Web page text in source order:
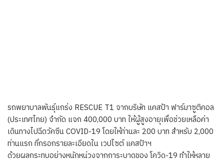
รถพยาบาลพันธุ์แกร่ง RESCUE T1 จากบริษัท แคสป้า ฟาร์มาซูติคอล
(ประเทศไทย) จำกัด แจก 400,000 บาท ให้ผู้สูงอายุเพื่อช่วยเหลือค่า
เดินทางไปฉีดวัคซีน COVID-19 โดยให้ท่านละ 200 บาท สำหรับ 2,000
ท่านแรก ที่กรอกรายละเอียดใน เวปไซต์ แคสป้าฯ
ด้วยผลกระทบอย่างหนักหน่วงจากการะบาดของ โควิด-19 ทำให้หลาย